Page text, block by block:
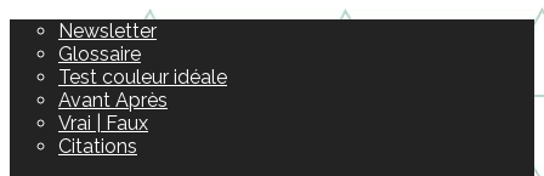
Newsletter
Glossaire
Test couleur idéale
Avant Après
Vrai | Faux
Citations